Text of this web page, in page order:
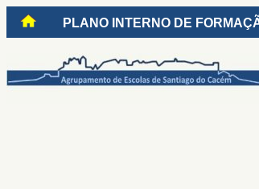
PLANO INTERNO DE